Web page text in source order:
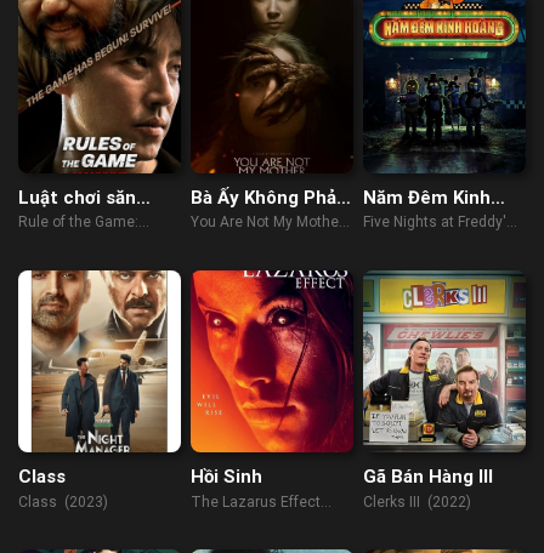
Luật chơi săn
người
Rule of the Game:
Bà Ấy Không Phải
Mẹ Tôi
You Are Not My Mother
Năm Đêm Kinh
Hoàng
Five Nights at Freddy's
Class
Class (2023)
Hồi Sinh
The Lazarus Effect
Gã Bán Hàng III
Clerks III (2022)